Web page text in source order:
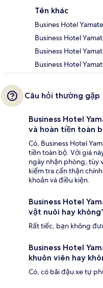
Tên khác
Busines Hotel
Business Hotel
Business Hotel
Business Hotel
Câu hỏi thường gặp
Business Hotel
và hoàn tiền toàn
Có, Business Hotel
tiền toàn bộ. Với giá
ngày nhận phòng, tùy
kiểm tra cẩn thận
khoản và điều kiện.
Business Hotel
vật nuôi hay
Rất tiếc, bạn không
Business Hotel
khuôn viên hay
Có, có bãi đậu xe tự